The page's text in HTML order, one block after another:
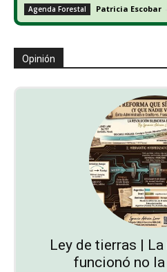
Agenda Forestal Patricia Escobar -
Opinión
Ley de tierras |
funcionó no